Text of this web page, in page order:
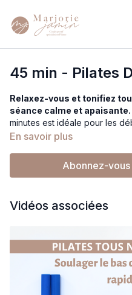
45 min - Pilates
Relaxez-vous et tonifiez
séance calme et apaisante.
minutes est idéale pour les
Pilates ou pour les
tout en renforçant vos
En savoir plus
Abonnez-
Vidéos associées